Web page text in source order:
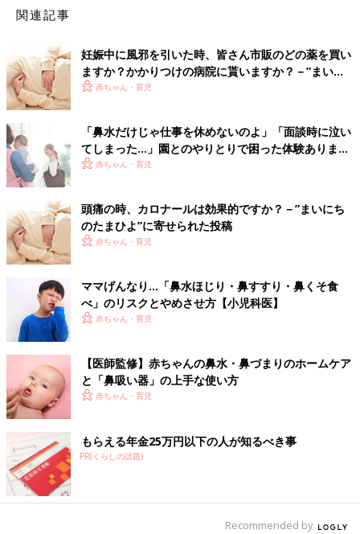
関連記事
妊娠中に風邪を引いた時、皆さん市販のどの薬を買い
ますか？かかりつけの病院に貰いますか？－”まいに
ちのたまひよ”の体験談
赤ちゃん・育児
「鼻水だけじゃ仕事を休めないのよ」「面談時に泣い
てしまった…」園とのやりとりで困った体験あります
か？赤ちゃん・育児
頭痛の時、カロナールは効果的ですか？－”まいにち
のたまひよ”に寄せられた投稿
赤ちゃん・育児
ママげんなり…「鼻水ほじり・鼻すすり・鼻くそ食
べ」のリスクとやめさせ方【小児科医】
赤ちゃん・育児
【医師監修】赤ちゃんの鼻水・鼻づまりのホームケア
と「鼻吸い器」の上手な使い方
赤ちゃん・育児
もらえる年金25万円以下の人が知るべき事
PR(くらしの話題)
Recommended by